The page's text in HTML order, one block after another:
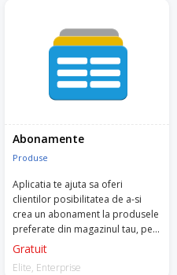
Abonamente
Produse
Aplicatia te ajuta sa oferi
clientilor posibilitatea de a-si
crea un abonament la produsele
preferate din magazinul tau, pe o
durata stabilita de ei.
Gratuit
Elite, Enterprise